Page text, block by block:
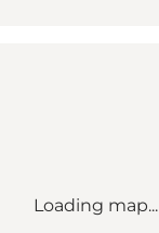
Loading map...